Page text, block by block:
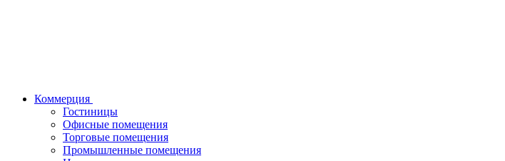
Коммерция
Гостиницы
Офисные помещения
Торговые помещения
Промышленные помещения